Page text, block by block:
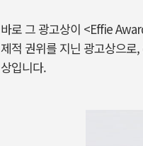
바로 그 광고상이 <Effie
제적 권위를 지닌 광고상으로
상입니다.